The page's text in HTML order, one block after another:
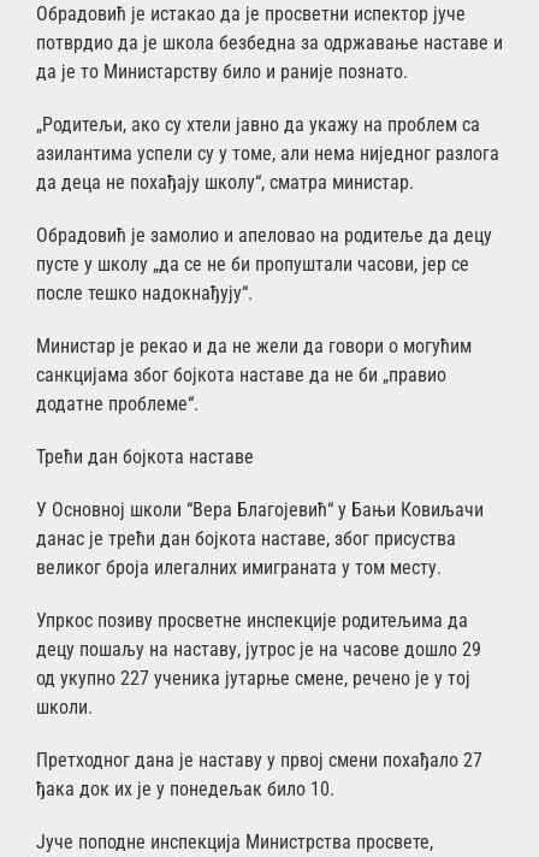
Обрадовић је истакао да је просветни испектор јуче
потврдио да је школа безбедна за одржавање наставе и
да је то Министарству било и раније познато.
„Родитељи, ако су хтели јавно да укажу на проблем са
азилантима успели су у томе, али нема ниједног разлога
да деца не похађају школу“, сматра министар.
Обрадовић је замолио и апеловао на родитеље да децу
пусте у школу „да се не би пропуштали часови, јер се
после тешко надокнађују“.
Министар је рекао и да не жели да говори о могућим
санкцијама због бојкота наставе да не би „правио
додатне проблеме“.
Трећи дан бојкота наставе
У Основној школи “Вера Благојевић“ у Бањи Ковиљачи
данас је трећи дан бојкота наставе, због присуства
великог броја илегалних имиграната у том месту.
Упркос позиву просветне инспекције родитељима да
децу пошаљу на наставу, јутрос је на часове дошло 29
од укупно 227 ученика јутарње смене, речено је у тој
школи.
Претходног дана је наставу у првој смени похађало 27
ђака док их је у понедељак било 10.
Јуче поподне инспекција Министрства просвете,